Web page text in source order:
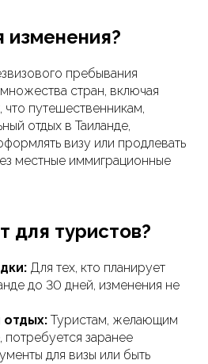
изменения?
пребывания
стран, включая
что путешественникам,
отдых в Таиланде,
визу или продлевать
местные иммиграционные
для туристов?
Для тех, кто планирует
до 30 дней, изменения не
Туристам, желающим
потребуется заранее
для визы или быть